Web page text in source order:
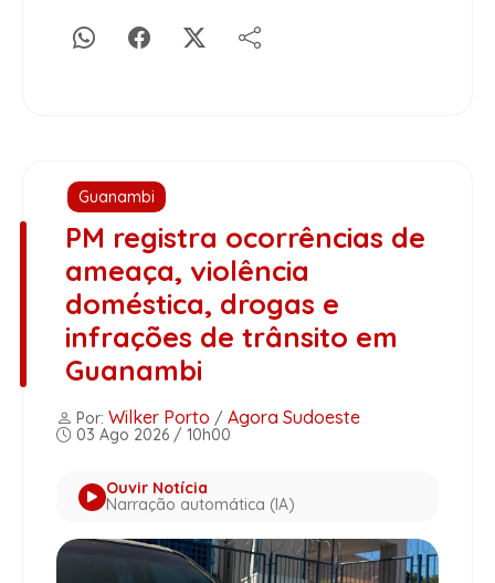
Guanambi
PM registra ocorrências de
ameaça, violência
doméstica, drogas e
infrações de trânsito em
Guanambi
Por: Wilker Porto / Agora Sudoeste
03 Ago 2026 / 10h00
Ouvir Notícia
Narração automática (IA)